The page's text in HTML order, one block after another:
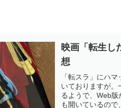
映画「転生し
想
「転スラ」にハ
いておりますが。
るようで、Web
も開いているので